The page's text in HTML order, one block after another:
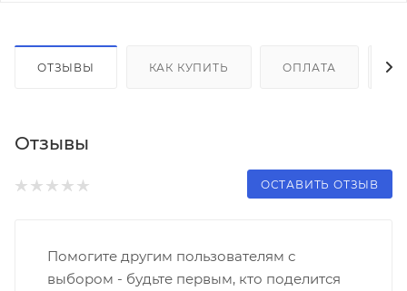
ОТЗЫВЫ КАК КУПИТЬ ОПЛАТА
Отзывы
ОСТАВИТЬ ОТЗЫВ
Помогите другим пользователям с
выбором - будьте первым, кто поделится